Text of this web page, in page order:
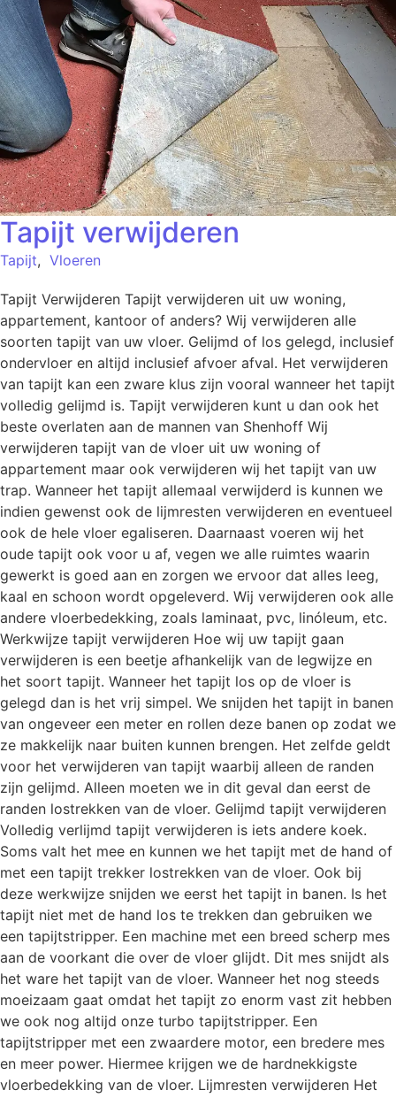
Tapijt verwijderen
Tapijt, Vloeren
Tapijt Verwijderen Tapijt verwijderen uit uw woning,
appartement, kantoor of anders? Wij verwijderen alle
soorten tapijt van uw vloer. Gelijmd of los gelegd, inclusief
ondervloer en altijd inclusief afvoer afval. Het verwijderen
van tapijt kan een zware klus zijn vooral wanneer het tapijt
volledig gelijmd is. Tapijt verwijderen kunt u dan ook het
beste overlaten aan de mannen van Shenhoff Wij
verwijderen tapijt van de vloer uit uw woning of
appartement maar ook verwijderen wij het tapijt van uw
trap. Wanneer het tapijt allemaal verwijderd is kunnen we
indien gewenst ook de lijmresten verwijderen en eventueel
ook de hele vloer egaliseren. Daarnaast voeren wij het
oude tapijt ook voor u af, vegen we alle ruimtes waarin
gewerkt is goed aan en zorgen we ervoor dat alles leeg,
kaal en schoon wordt opgeleverd. Wij verwijderen ook alle
andere vloerbedekking, zoals laminaat, pvc, linóleum, etc.
Werkwijze tapijt verwijderen Hoe wij uw tapijt gaan
verwijderen is een beetje afhankelijk van de legwijze en
het soort tapijt. Wanneer het tapijt los op de vloer is
gelegd dan is het vrij simpel. We snijden het tapijt in banen
van ongeveer een meter en rollen deze banen op zodat we
ze makkelijk naar buiten kunnen brengen. Het zelfde geldt
voor het verwijderen van tapijt waarbij alleen de randen
zijn gelijmd. Alleen moeten we in dit geval dan eerst de
randen lostrekken van de vloer. Gelijmd tapijt verwijderen
Volledig verlijmd tapijt verwijderen is iets andere koek.
Soms valt het mee en kunnen we het tapijt met de hand of
met een tapijt trekker lostrekken van de vloer. Ook bij
deze werkwijze snijden we eerst het tapijt in banen. Is het
tapijt niet met de hand los te trekken dan gebruiken we
een tapijtstripper. Een machine met een breed scherp mes
aan de voorkant die over de vloer glijdt. Dit mes snijdt als
het ware het tapijt van de vloer. Wanneer het nog steeds
moeizaam gaat omdat het tapijt zo enorm vast zit hebben
we ook nog altijd onze turbo tapijtstripper. Een
tapijtstripper met een zwaardere motor, een bredere mes
en meer power. Hiermee krijgen we de hardnekkigste
vloerbedekking van de vloer. Lijmresten verwijderen Het